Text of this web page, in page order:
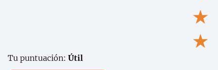
★
★
Tu puntuación: Útil